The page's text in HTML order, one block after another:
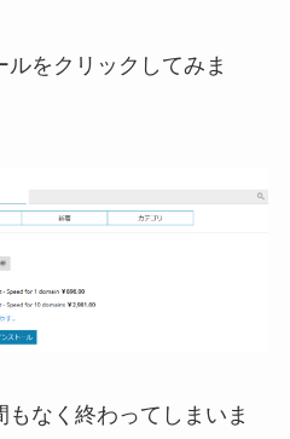
をクリックしてみま
なく終わってしまいま